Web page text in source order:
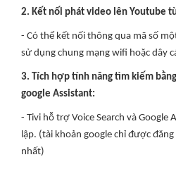
2. Kết nối phát video lên Youtube
- Có thể kết nối thông qua mã số
sử dụng chung mạng wifi hoặc dây
3. Tích hợp tính năng tìm kiếm
google Assistant:
- Tivi hỗ trợ Voice Search và Google
lập. (tài khoản google chỉ được
nhất)